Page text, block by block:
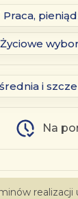
Praca,
Życiowe
i
Na